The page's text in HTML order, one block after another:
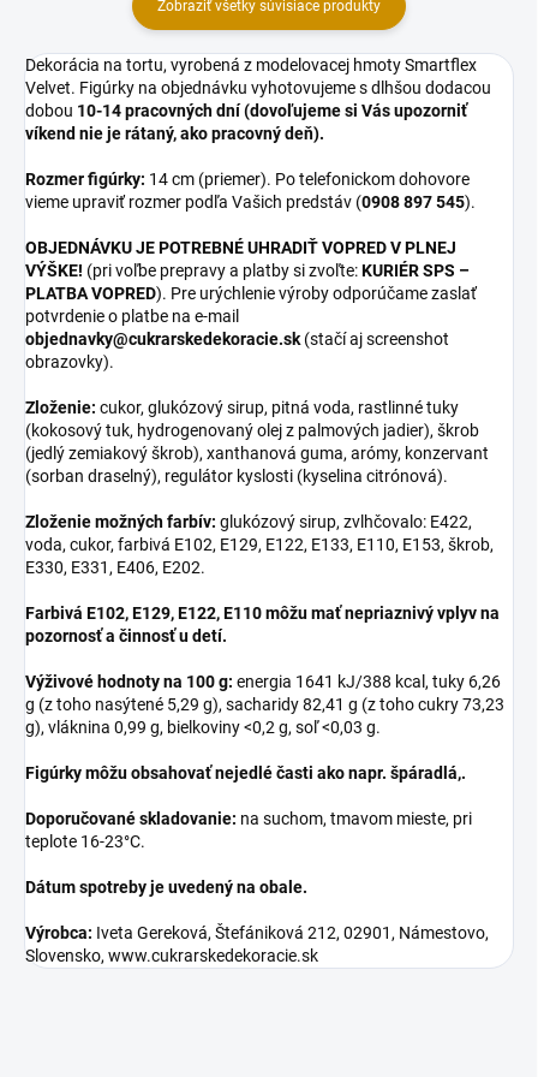
Zobraziť všetky súvisiace produkty
Dekorácia na tortu, vyrobená z modelovacej hmoty Smartflex
Velvet. Figúrky na objednávku vyhotovujeme s dlhšou dodacou
dobou 10-14 pracovných dní (dovoľujeme si Vás upozorniť
víkend nie je rátaný, ako pracovný deň).
Rozmer figúrky: 14 cm (priemer). Po telefonickom dohovore
vieme upraviť rozmer podľa Vašich predstáv (0908 897 545).
OBJEDNÁVKU JE POTREBNÉ UHRADIŤ VOPRED V PLNEJ
VÝŠKE! (pri voľbe prepravy a platby si zvoľte:KURIÉR SPS –
PLATBA VOPRED). Pre urýchlenie výroby odporúčame zaslať
potvrdenie o platbe na e-mail
objednavky@cukrarskedekoracie.sk (stačí aj screenshot
obrazovky).
Zloženie: cukor, glukózový sirup, pitná voda, rastlinné tuky
(kokosový tuk, hydrogenovaný olej z palmových jadier), škrob
(jedlý zemiakový škrob), xanthanová guma, arómy, konzervant
(sorban draselný), regulátor kyslosti (kyselina citrónová).
Zloženie možných farbív: glukózový sirup, zvlhčovalo: E422,
voda, cukor, farbivá E102, E129, E122, E133, E110, E153, škrob,
E330, E331, E406, E202.
Farbivá E102, E129, E122, E110 môžu mať nepriaznivý vplyv na
pozornosť a činnosť u detí.
Výživové hodnoty na 100 g: energia 1641 kJ/388 kcal, tuky 6,26
g (z toho nasýtené 5,29 g), sacharidy 82,41 g (z toho cukry 73,23
g), vláknina 0,99 g, bielkoviny <0,2 g, soľ <0,03 g.
Figúrky môžu obsahovať nejedlé časti ako napr. špáradlá,.
Doporučované skladovanie: na suchom, tmavom mieste, pri
teplote 16-23°C.
Dátum spotreby je uvedený na obale.
Výrobca: Iveta Gereková, Štefániková 212, 02901, Námestovo,
Slovensko, www.cukrarskedekoracie.sk